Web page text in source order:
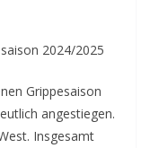
2024/2025
Grippesaison
angestiegen.
Insgesamt